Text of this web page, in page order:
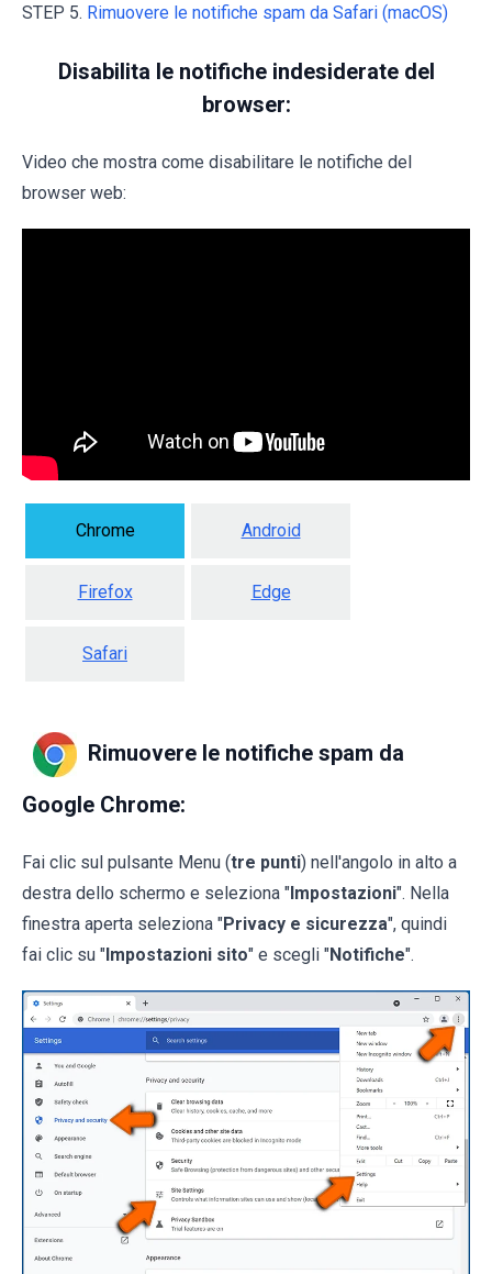
STEP 5. Rimuovere le notifiche spam da Safari (macOS)
Disabilita le notifiche indesiderate del
browser:
Video che mostra come disabilitare le notifiche del
browser web:
Chrome Android
Firefox Edge
Safari
Rimuovere le notifiche spam da
Google Chrome:
Fai clic sul pulsante Menu (tre punti) nell'angolo in alto a
destra dello schermo e seleziona " Impostazioni". Nella
finestra aperta seleziona "Privacy e sicurezza", quindi
fai clic su " Impostazioni sito" e scegli "Notifiche".